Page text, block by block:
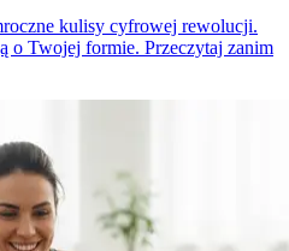
kulisy cyfrowej rewolucji.
o Twojej formie. Przeczytaj zanim